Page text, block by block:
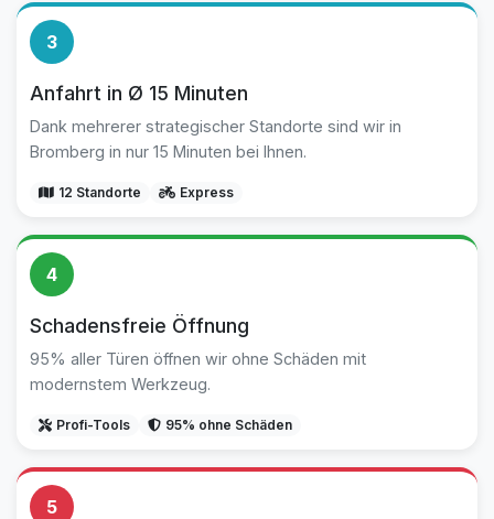
3
Anfahrt in Ø 15 Minuten
Dank mehrerer strategischer Standorte sind wir in
Bromberg in nur 15 Minuten bei Ihnen.
12 Standorte Express
4
Schadensfreie Öffnung
95% aller Türen öffnen wir ohne Schäden mit
modernstem Werkzeug.
Profi-Tools 95% ohne Schäden
5